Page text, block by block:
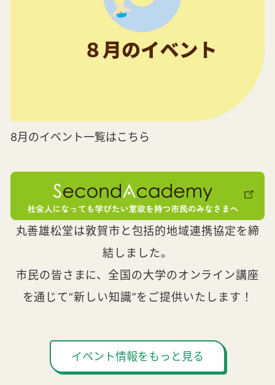
8月のイベント一覧はこちら
丸善雄松堂は敦賀市と包括的地域連携協定を締
結しました。
市民の皆さまに、全国の大学のオンライン講座
を通じて“新しい知識”をご提供いたします！
イベント情報をもっと見る